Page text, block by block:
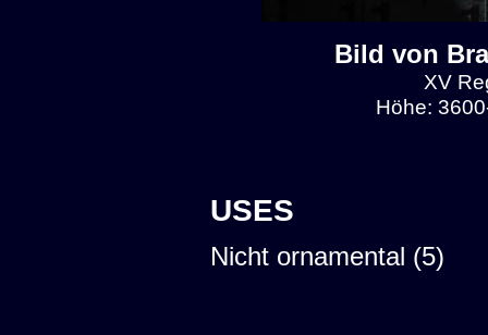
Bild von
XV
Höhe:
USES
Nicht ornamental (5)